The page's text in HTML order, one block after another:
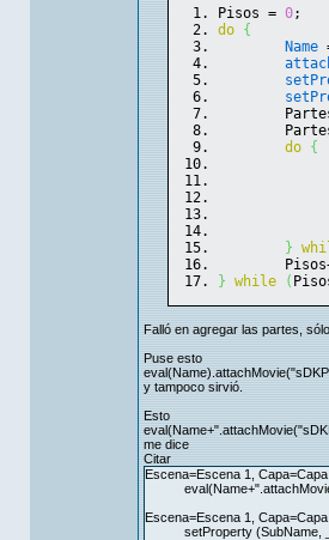
Pisos = 0;
do {
Name
do {
}
} while (
Falló en agregar las partes,
Puse esto
y tampoco sirvió.
Esto
me dice
Citar
Escena=Escena 1,
Escena=Escena 1,
setProperty (SubName,